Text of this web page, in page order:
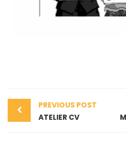
PREVIOUS POST
ATELIER CV